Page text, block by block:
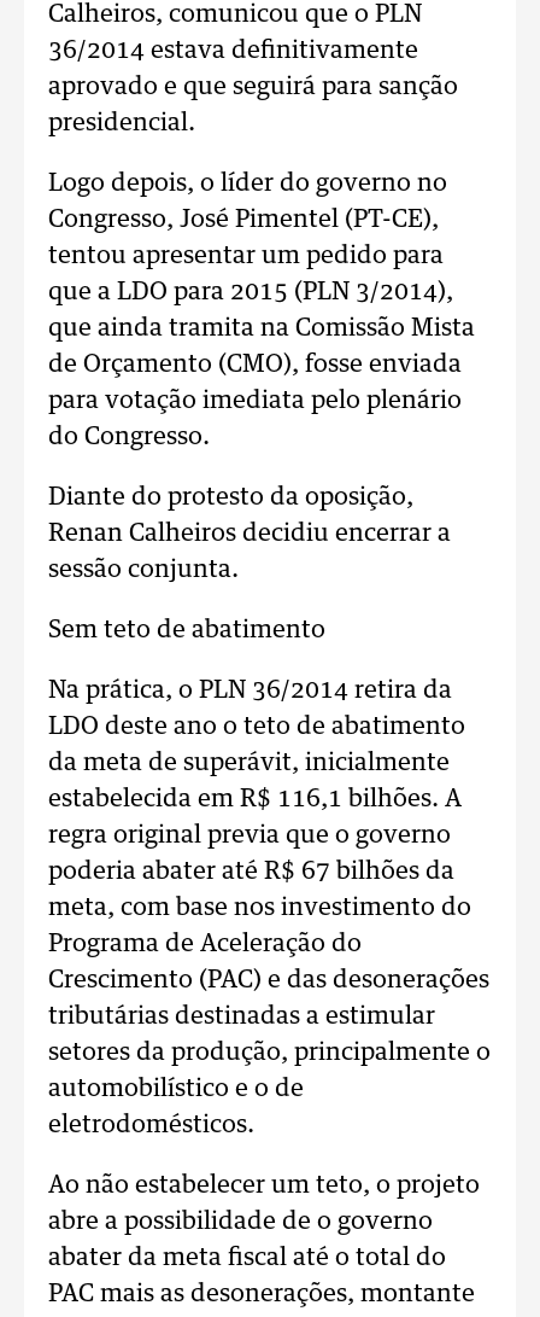
Calheiros, comunicou que o PLN
36/2014 estava definitivamente
aprovado e que seguirá para sanção
presidencial.
Logo depois, o líder do governo no
Congresso, José Pimentel (PT-CE),
tentou apresentar um pedido para
que a LDO para 2015 (PLN 3/2014),
que ainda tramita na Comissão Mista
de Orçamento (CMO), fosse enviada
para votação imediata pelo plenário
do Congresso.
Diante do protesto da oposição,
Renan Calheiros decidiu encerrar a
sessão conjunta.
Sem teto de abatimento
Na prática, o PLN 36/2014 retira da
LDO deste ano o teto de abatimento
da meta de superávit, inicialmente
estabelecida em R$ 116,1 bilhões. A
regra original previa que o governo
poderia abater até R$ 67 bilhões da
meta, com base nos investimento do
Programa de Aceleração do
Crescimento (PAC) e das desonerações
tributárias destinadas a estimular
setores da produção, principalmente o
automobilístico e o de
eletrodomésticos.
Ao não estabelecer um teto, o projeto
abre a possibilidade de o governo
abater da meta fiscal até o total do
PAC mais as desonerações, montante